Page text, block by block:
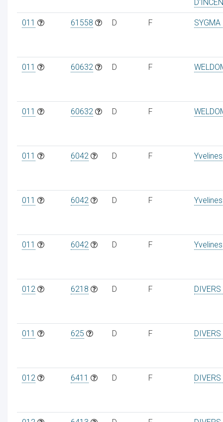
011 61558 D F SYGMA
011 60632 D F
011 60632 D F
011 6042 D F
011 6042 D F
011 6042 D F
012 6218 D F
011 625 D F
012 6411 D F